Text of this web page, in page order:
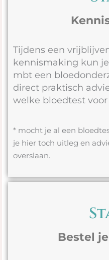
Tijdens een
kennismaking kun
mbt een
direct praktisch
welke bloedtest
* mocht je al een
je hier toch uitleg en
overslaan.
Bestel